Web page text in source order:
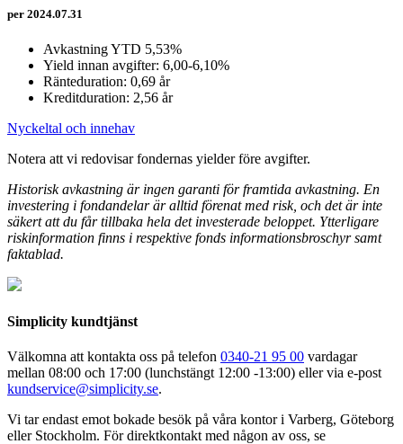
per 2024.07.31
Avkastning YTD 5,53%
Yield innan avgifter: 6,00-6,10%
Ränteduration: 0,69 år
Kreditduration: 2,56 år
Nyckeltal och innehav
Notera att vi redovisar fondernas yielder före avgifter.
Historisk avkastning är ingen garanti för framtida avkastning. En
investering i fondandelar är alltid förenat med risk, och det är inte
säkert att du får tillbaka hela det investerade beloppet. Ytterligare
riskinformation finns i respektive fonds informationsbroschyr samt
faktablad.
Simplicity kundtjänst
Välkomna att kontakta oss på telefon 0340-21 95 00 vardagar
mellan 08:00 och 17:00 (lunchstängt 12:00 -13:00) eller via e-post
kundservice@simplicity.se.
Vi tar endast emot bokade besök på våra kontor i Varberg, Göteborg
eller Stockholm. För direktkontakt med någon av oss, se